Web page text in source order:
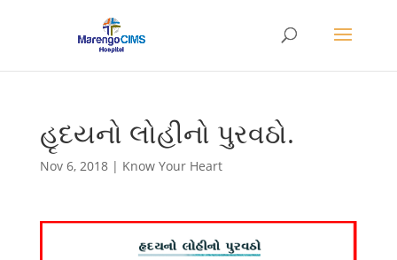
હૃદયનો લોહીનો પુરવઠો.
Nov 6, 2018| Know Your Heart